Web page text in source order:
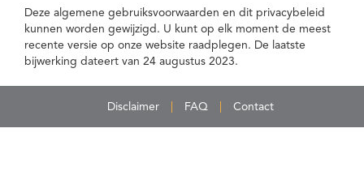
Deze algemene gebruiksvoorwaarden en dit privacybeleid
kunnen worden gewijzigd. U kunt op elk moment de meest
recente versie op onze website raadplegen. De laatste
bijwerking dateert van 24 augustus 2023.
Disclaimer FAQ Contact